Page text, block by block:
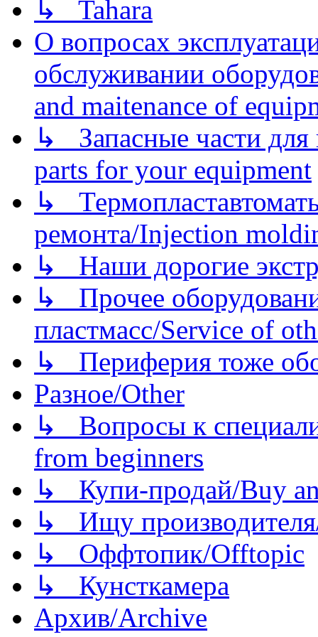
↳ Tahara
О вопросах
обслуживании
and maitenance of
↳ Запасные части для
parts for your equipment
↳
ремонта/Injection
↳ Наши дорогие
↳ Прочее
пластмасс/Service of
↳ Периферия тоже
Разное/Other
↳ Вопросы к
from beginners
↳ Купи-продай/Buy
↳ Ищу
↳ Оффтопик/Offtopic
↳ Кунсткамера
Архив/Archive